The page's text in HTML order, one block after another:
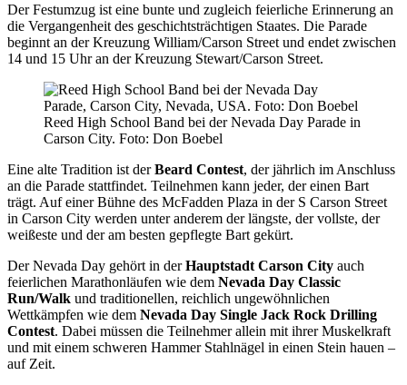
Der Festumzug ist eine bunte und zugleich feierliche Erinnerung an
die Vergangenheit des geschichtsträchtigen Staates. Die Parade
beginnt an der Kreuzung William/Carson Street und endet zwischen
14 und 15 Uhr an der Kreuzung Stewart/Carson Street.
Reed High School Band bei der Nevada Day Parade in
Carson City. Foto: Don Boebel
Eine alte Tradition ist derBeard Contest, der jährlich im Anschluss
an die Parade stattfindet. Teilnehmen kann jeder, der einen Bart
trägt. Auf einer Bühne des McFadden Plaza in der S Carson Street
in Carson City werden unter anderem der längste, der vollste, der
weißeste und der am besten gepflegte Bart gekürt.
Der Nevada Day gehört in derHauptstadt Carson City auch
feierlichen Marathonläufen wie dem Nevada Day Classic
Run/Walk und traditionellen, reichlich ungewöhnlichen
Wettkämpfen wie dem Nevada Day Single Jack Rock Drilling
Contest. Dabei müssen die Teilnehmer allein mit ihrer Muskelkraft
und mit einem schweren Hammer Stahlnägel in einen Stein hauen –
auf Zeit.